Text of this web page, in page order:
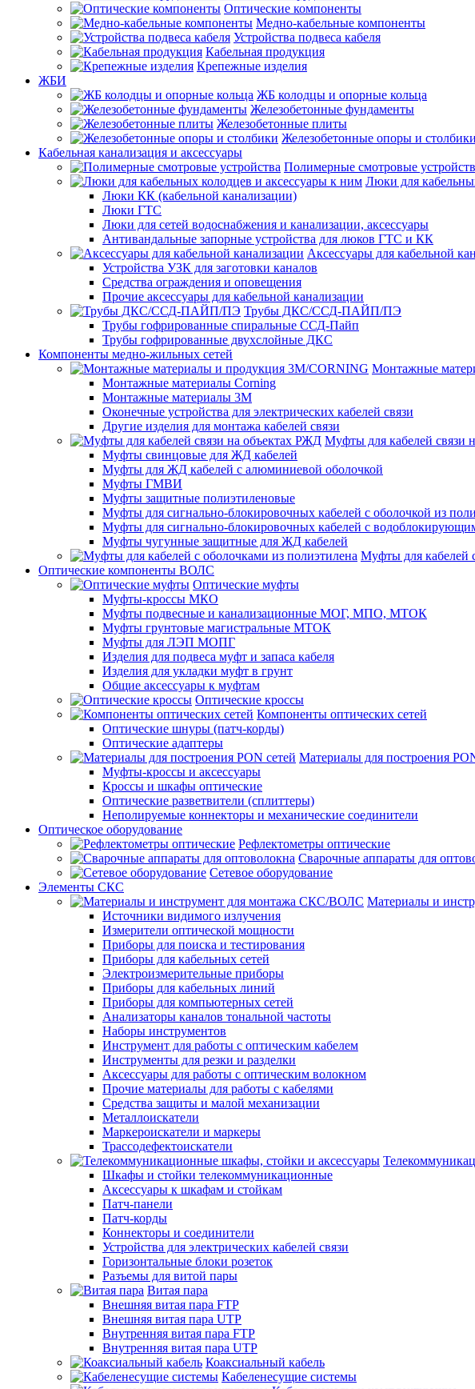
Оптические компоненты
Медно-кабельные компоненты
Устройства подвеса кабеля
Кабельная продукция
Крепежные изделия
ЖБИ
ЖБ колодцы и опорные кольца
Железобетонные фундаменты
Железобетонные плиты
Железобетонные опоры и столбики
Кабельная канализация и аксессуары
Полимерные смотровые
Люки для
Люки КК (кабельной канализации)
Люки ГТС
Люки для сетей водоснабжения и канализации, аксессуары
Антивандальные запорные устройства для люков ГТС и КК
Аксессуары для кабельной
Устройства УЗК для заготовки каналов
Средства ограждения и оповещения
Прочие аксессуары для кабельной канализации
Трубы ДКС/ССД-ПАЙП/ПЭ
Трубы гофрированные спиральные ССД-Пайп
Трубы гофрированные двухслойные ДКС
Компоненты медно-жильных сетей
Монтажные
Монтажные материалы Corning
Монтажные материалы 3M
Оконечные устройства для электрических кабелей связи
Другие изделия для монтажа кабелей связи
Муфты для кабелей связи
Муфты свинцовые для ЖД кабелей
Муфты для ЖД кабелей с алюминиевой оболочкой
Муфты ГМВИ
Муфты защитные полиэтиленовые
Муфты для сигнально-блокировочных кабелей с оболочкой из
Муфты для сигнально-блокировочных кабелей с
Муфты чугунные защитные для ЖД кабелей
Муфты для кабелей
Оптические компоненты ВОЛС
Оптические муфты
Муфты-кроссы МКО
Муфты подвесные и канализационные МОГ, МПО, МТОК
Муфты грунтовые магистральные МТОК
Муфты для ЛЭП МОПГ
Изделия для подвеса муфт и запаса кабеля
Изделия для укладки муфт в грунт
Общие аксессуары к муфтам
Оптические кроссы
Компоненты оптических сетей
Оптические шнуры (патч-корды)
Оптические адаптеры
Материалы для построения
Муфты-кроссы и аксессуары
Кроссы и шкафы оптические
Оптические разветвители (сплиттеры)
Неполируемые коннекторы и механические соединители
Оптическое оборудование
Рефлектометры оптические
Сварочные аппараты для
Сетевое оборудование
Элементы СКС
Материалы и
Источники видимого излучения
Измерители оптической мощности
Приборы для поиска и тестирования
Приборы для кабельных сетей
Электроизмерительные приборы
Приборы для кабельных линий
Приборы для компьютерных сетей
Анализаторы каналов тональной частоты
Наборы инструментов
Инструмент для работы с оптическим кабелем
Инструменты для резки и разделки
Аксессуары для работы с оптическим волокном
Прочие материалы для работы с кабелями
Средства защиты и малой механизации
Металлоискатели
Маркероискатели и маркеры
Трассодефектоискатели
Шкафы и стойки телекоммуникационные
Аксессуары к шкафам и стойкам
Патч-панели
Патч-корды
Коннекторы и соединители
Устройства для электрических кабелей связи
Горизонтальные блоки розеток
Разъемы для витой пары
Витая пара
Внешняя витая пара FTP
Внешняя витая пара UTP
Внутренняя витая пара FTP
Внутренняя витая пара UTP
Коаксиальный кабель
Кабеленесущие системы